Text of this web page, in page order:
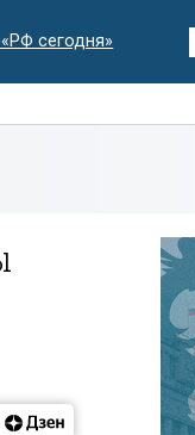
сегодня»